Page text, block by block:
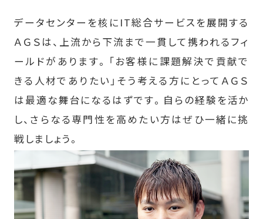
データセンターを核にIT総合サービスを展開する
ＡＧＳは、上流から下流まで一貫して携われるフィ
ールドがあります。「お客様に課題解決で貢献で
きる人材でありたい」そう考える方にとってＡＧＳ
は最適な舞台になるはずです。自らの経験を活か
し、さらなる専門性を高めたい方はぜひ一緒に挑
戦しましょう。